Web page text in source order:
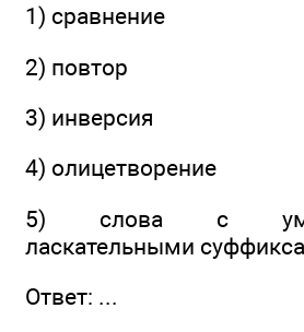
1) сравнение
2) повтор
3) инверсия
4) олицетворение
5) слова с
ласкательными
Ответ: ...